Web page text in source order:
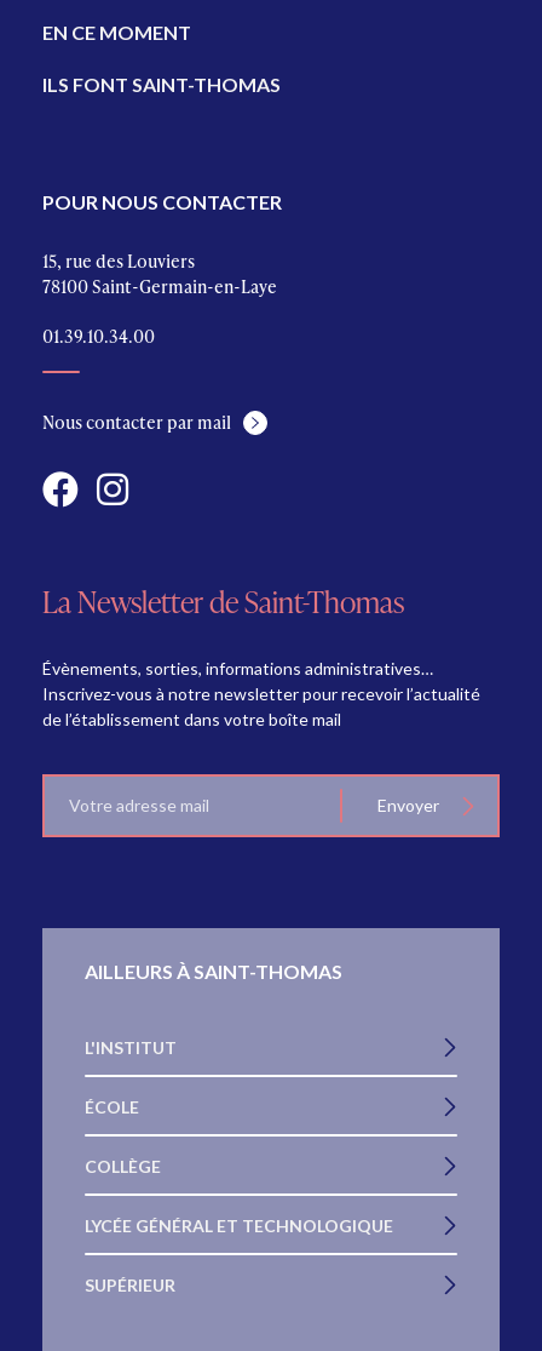
EN CE MOMENT
ILS FONT SAINT-THOMAS
POUR NOUS CONTACTER
15, rue des Louviers
78100 Saint-Germain-en-Laye
01.39.10.34.00
Nous contacter par mail
La Newsletter de Saint-Thomas
Évènements, sorties, informations administratives…
Inscrivez-vous à notre newsletter pour recevoir l’actualité
de l’établissement dans votre boîte mail
mail
Envoyer
AILLEURS À SAINT-THOMAS
L'INSTITUT
ÉCOLE
COLLÈGE
LYCÉE GÉNÉRAL ET TECHNOLOGIQUE
SUPÉRIEUR